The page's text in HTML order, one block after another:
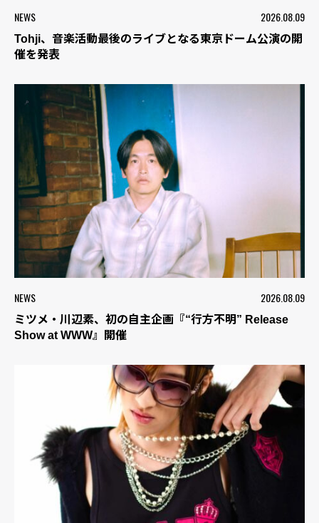
NEWS 2026.08.09
Tohji、音楽活動最後のライブとなる東京ドーム公演の開
催を発表
NEWS 2026.08.09
ミツメ・川辺素、初の自主企画『“行方不明” Release
Show at WWW』開催